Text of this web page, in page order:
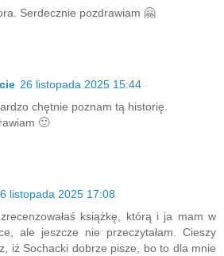
Serdecznie pozdrawiam 🤗
26 listopada 2025 15:44
chętnie poznam tą historię.
🙂
listopada 2025 17:08
książkę, którą i ja mam w
ale jeszcze nie przeczytałam. Cieszy
iż Sochacki dobrze pisze, bo to dla mnie